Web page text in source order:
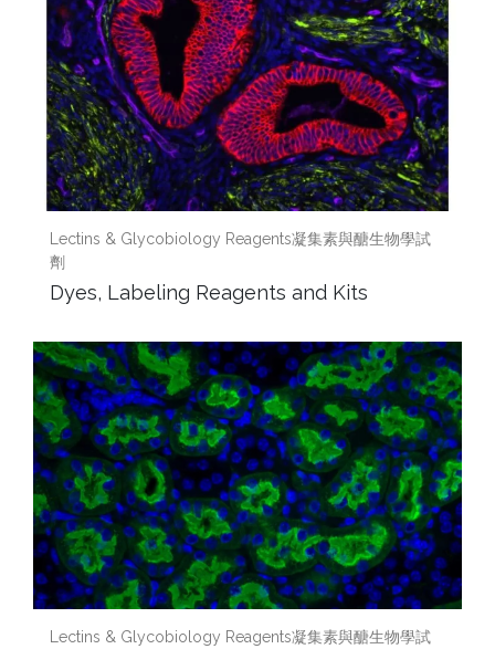
Lectins & Glycobiology Reagents凝集素與醣生物學試
劑
Dyes, Labeling Reagents and Kits
Lectins & Glycobiology Reagents凝集素與醣生物學試